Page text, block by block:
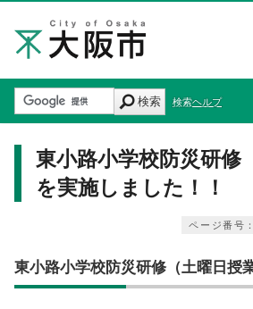
検索 検索ヘルプ
東小路小学校防災研修
を実施しました！！
ページ番号
東小路小学校防災研修（土曜日授業